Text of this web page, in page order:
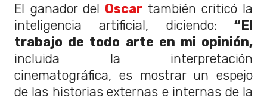
El ganador del Oscar también criticó la
inteligencia artificial, diciendo: “El
trabajo de todo arte en mi opinión,
incluida la interpretación
cinematográfica, es mostrar un espejo
de las historias externas e internas de la